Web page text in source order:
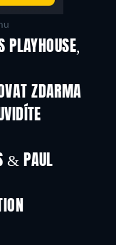
PLAYHOUSE,
ZDARMA
TV
TV
& PAUL